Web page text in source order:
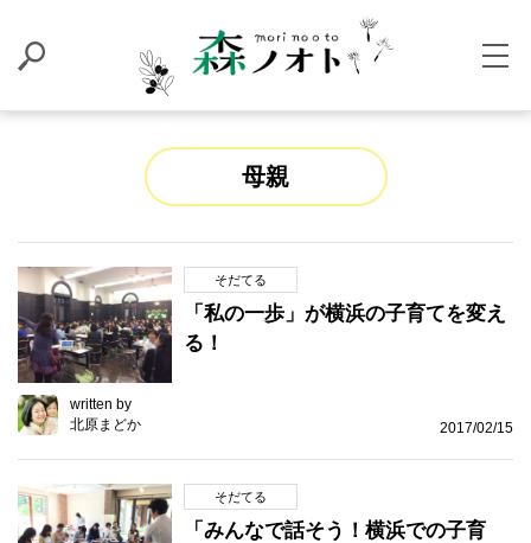
母親
そだてる
「私の一歩」が横浜の子育てを変え
る！
written by
北原まどか
2017/02/15
そだてる
「みんなで話そう！横浜での子育